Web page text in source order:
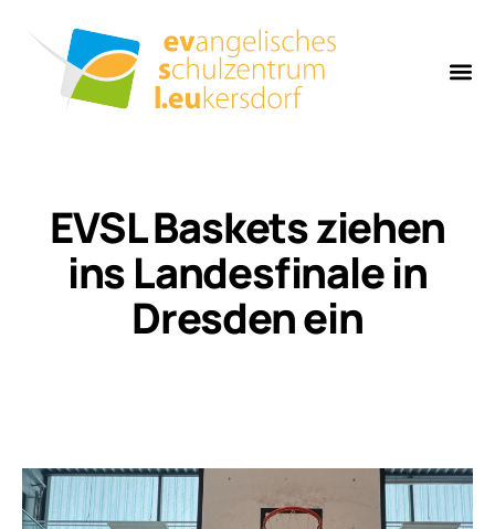
EVSL Baskets ziehen
ins Landesfinale in
Dresden ein